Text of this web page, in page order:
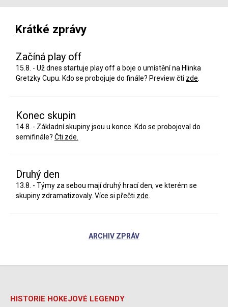
Krátké zprávy
Začíná play off
15.8. - Už dnes startuje play off a boje o umístění na Hlinka
Gretzky Cupu. Kdo se probojuje do finále? Preview čti zde
Konec skupin
14.8. - Základní skupiny jsou u konce. Kdo se probojoval do
semifinále? Čti zde.
Druhý den
13.8. - Týmy za sebou mají druhý hrací den, ve kterém se
skupiny zdramatizovaly. Více si přečti zde
ARCHIV ZPRÁV
HISTORIE HOKEJOVÉ LEGENDY